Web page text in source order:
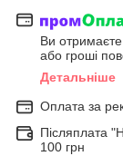
Ви
або гроші
Детальніше
Оплата за
Післяплата
100 грн